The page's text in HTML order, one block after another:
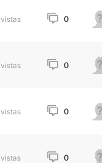
vistas 0
vistas 0
vistas 0
vistas 0